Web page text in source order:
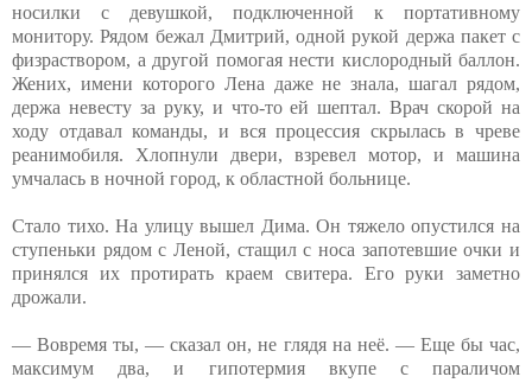
носилки с девушкой, подключенной к портативному
монитору. Рядом бежал Дмитрий, одной рукой держа пакет с
физраствором, а другой помогая нести кислородный баллон.
Жених, имени которого Лена даже не знала, шагал рядом,
держа невесту за руку, и что-то ей шептал. Врач скорой на
ходу отдавал команды, и вся процессия скрылась в чреве
реанимобиля. Хлопнули двери, взревел мотор, и машина
умчалась в ночной город, к областной больнице.
Стало тихо. На улицу вышел Дима. Он тяжело опустился на
ступеньки рядом с Леной, стащил с носа запотевшие очки и
принялся их протирать краем свитера. Его руки заметно
дрожали.
— Вовремя ты, — сказал он, не глядя на неё. — Еще бы час,
максимум два, и гипотермия вкупе с параличом